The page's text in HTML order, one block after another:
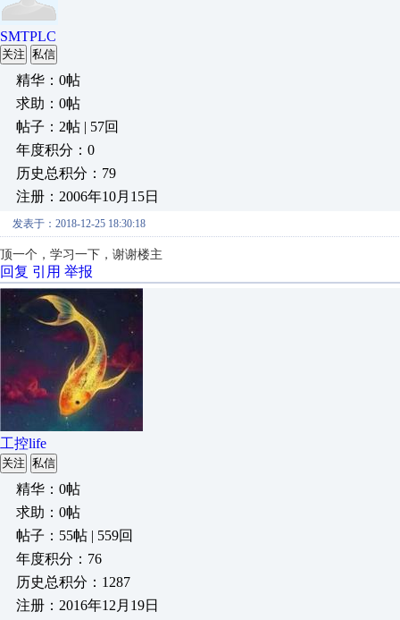
SMTPLC
关注 私信
精华：0帖
求助：0帖
帖子：2帖 | 57回
年度积分：0
历史总积分：79
注册：2006年10月15日
发表于：2018-12-25 18:30:18
顶一个，学习一下，谢谢楼主
回复 引用 举报
工控life
关注 私信
精华：0帖
求助：0帖
帖子：55帖 | 559回
年度积分：76
历史总积分：1287
注册：2016年12月19日